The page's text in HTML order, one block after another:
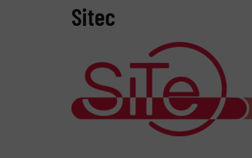
Sitec